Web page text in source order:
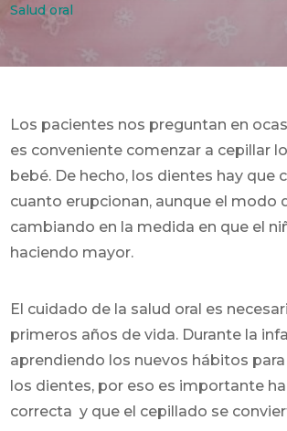
Salud oral
Los pacientes nos preguntan en
es conveniente comenzar a cepillar
bebé. De hecho, los dientes hay que
cuanto erupcionan, aunque el modo
cambiando en la medida en que el
haciendo mayor.
El cuidado de la salud oral es
primeros años de vida. Durante la
aprendiendo los nuevos hábitos
los dientes, por eso es importante
correcta y que el cepillado se